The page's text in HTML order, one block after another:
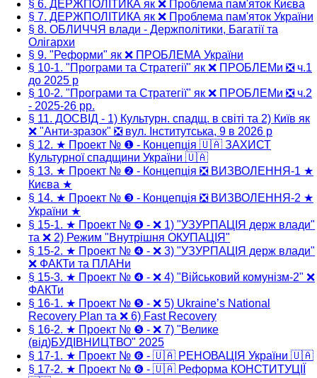
§ 6. ДЕРЖПОЛІТИКА як ❌ Проблема пам'яток Києва
§ 7. ДЕРЖПОЛІТИКА як ❌ Проблема пам'яток України
§ 8. ОБЛИЧЧЯ влади - Держполітики, Багатії та
Олігархи
§ 9. "Реформи" як ❌ ПРОБЛЕМА України
§ 10-1. "Програми та Стратегії" як ❌ ПРОБЛЕМи ❎ ч.1
до 2025 р
§ 10-2. "Програми та Стратегії" як ❌ ПРОБЛЕМи ❎ ч.2
- 2025-26 рр.
§ 11. ДОСВІД - 1) Культурн. спадщ. в світі та 2) Київ як
❌ "Анти-зразок" ❎ вул. Інститутська, 9 в 2026 р
§ 12. ★ Проект № ❶ - Концепція 🇺🇦 ЗАХИСТ
Культурної спадщини України 🇺🇦
§ 13. ★ Проект № ❷ - Концепція ❎ ВИЗВОЛЕННЯ-1 ★
Києва ★
§ 14. ★ Проект № ❸ - Концепція ❎ ВИЗВОЛЕННЯ-2 ★
України ★
§ 15-1. ★ Проект № ❹ - ❌ 1) "УЗУРПАЦІЯ держ влади"
та ❌ 2) Режим "Внутрішня ОКУПАЦІЯ"
§ 15-2. ★ Проект № ❹ - ❌ 3) "УЗУРПАЦІЯ держ влади"
❌ ФАКТи та ПЛАНи
§ 15-3. ★ Проект № ❹ - ❌ 4) "Військовий комунізм-2" ❌
ФАКТи
§ 16-1. ★ Проект № ❺ - ❌ 5) Ukraine’s National
Recovery Plan та ❌ 6) Fast Recovery
§ 16-2. ★ Проект № ❺ - ❌ 7) "Велике
(від)БУДІВНИЦТВО" 2025
§ 17-1. ★ Проект № ❻ - 🇺🇦 РЕНОВАЦІЯ України 🇺🇦
§ 17-2. ★ Проект № ❻ - 🇺🇦 Реформа КОНСТИТУЦІЇ